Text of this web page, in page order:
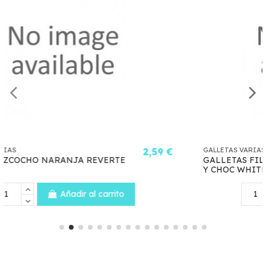
2,59 €
GALLETAS FILIPINOS 128G CHOCO LECHE